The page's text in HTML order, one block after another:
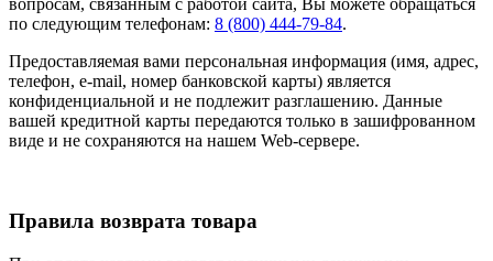
вопросам, связанным с работой сайта, Вы можете обращаться
по следующим телефонам: 8 (800) 444-79-84.
Предоставляемая вами персональная информация (имя, адрес,
телефон, e-mail, номер банковской карты) является
конфиденциальной и не подлежит разглашению. Данные
вашей кредитной карты передаются только в зашифрованном
виде и не сохраняются на нашем Web-сервере.
Правила возврата товара